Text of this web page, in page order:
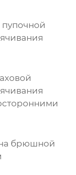
брюшной